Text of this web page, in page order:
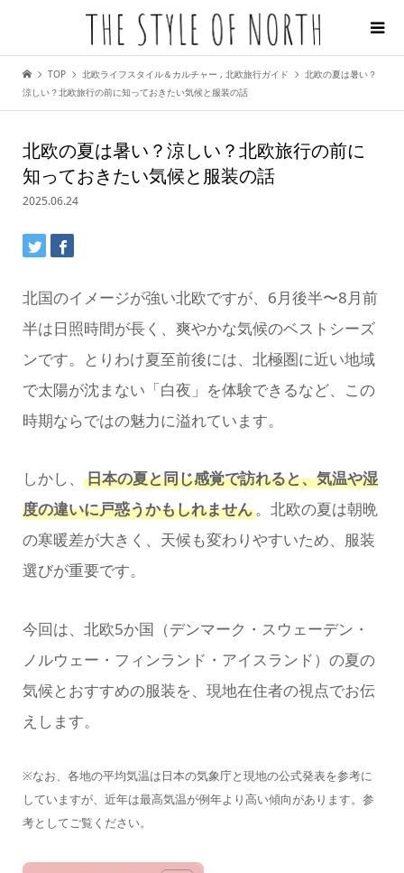
TOP 北欧ライフスタイル＆カルチャー , 北欧旅行ガイド
北欧の夏は暑い？
涼しい？北欧旅行の前に知っておきたい気候と服装の話
北欧の夏は暑い？涼しい？北欧旅行の前に
知っておきたい気候と服装の話
2025.06.24
北国のイメージが強い北欧ですが、6月後半〜8月前
半は日照時間が長く、爽やかな気候のベストシーズ
ンです。とりわけ夏至前後には、北極圏に近い地域
で太陽が沈まない「白夜」を体験できるなど、この
時期ならではの魅力に溢れています。
しかし、
日本の夏と同じ感覚で訪れると、気温や湿
度の違いに戸惑うかもしれません。北欧の夏は朝晩
の寒暖差が大きく、天候も変わりやすいため、服装
選びが重要です。
今回は、北欧5か国（デンマーク・スウェーデン・
ノルウェー・フィンランド・アイスランド）の夏の
気候とおすすめの服装を、現地在住者の視点でお伝
えします。
※なお、各地の平均気温は日本の気象庁と現地の公式発表を参考に
していますが、近年は最高気温が例年より高い傾向があります。参
考としてご覧ください。